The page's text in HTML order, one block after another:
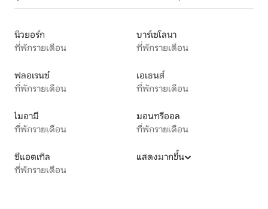
นิวยอร์ก
ที่พักรายเดือน
บาร์เซโลนา
ที่พักรายเดือน
ฟลอเรนซ์
ที่พักรายเดือน
เอเธนส์
ที่พักรายเดือน
ไมอามี
ที่พักรายเดือน
มอนทรีออล
ที่พักรายเดือน
ซีแอตเทิล
ที่พักรายเดือน
แสดงมากขึ้น